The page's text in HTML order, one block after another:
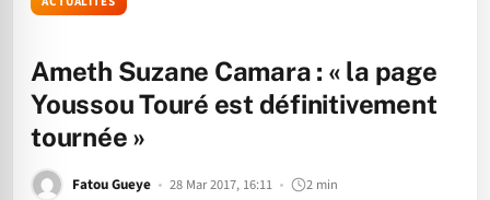
Ameth Suzane Camara : « la page
Youssou Touré est définitivement
tournée »
Fatou Gueye 28 Mar 2017, 16:11 2 min